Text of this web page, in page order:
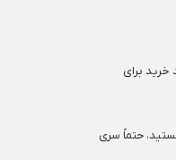
برای
حتماً سری